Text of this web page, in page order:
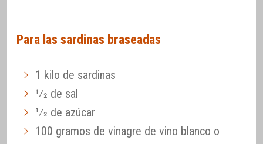
Para las sardinas braseadas
1 kilo de sardinas
1⁄2 de sal
1⁄2 de azúcar
100 gramos de vinagre de vino blanco o